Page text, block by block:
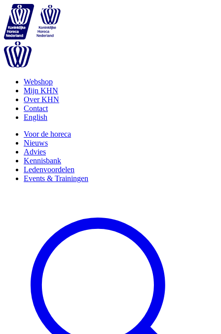
Webshop
Mijn KHN
Over KHN
Contact
English
Voor de horeca
Nieuws
Advies
Kennisbank
Ledenvoordelen
Events & Trainingen